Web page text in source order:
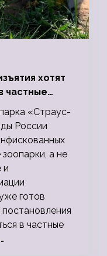
хотят
частные
«Страус-
России
а не
и
готов
в частные